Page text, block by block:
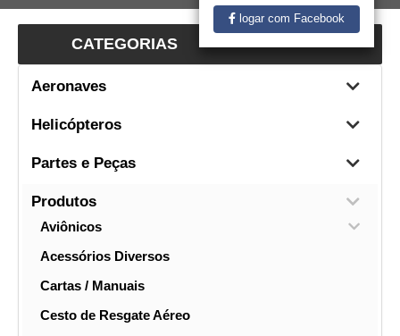
logar com Facebook
CATEGORIAS
Aeronaves
Helicópteros
Partes e Peças
Produtos
Aviônicos
Acessórios Diversos
Cartas / Manuais
Cesto de Resgate Aéreo